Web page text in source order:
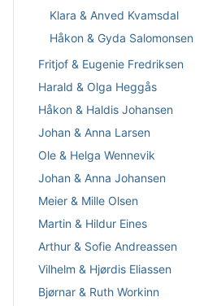
Klara & Anved Kvamsdal
Håkon & Gyda Salomonsen
Fritjof & Eugenie Fredriksen
Harald & Olga Heggås
Håkon & Haldis Johansen
Johan & Anna Larsen
Ole & Helga Wennevik
Johan & Anna Johansen
Meier & Mille Olsen
Martin & Hildur Eines
Arthur & Sofie Andreassen
Vilhelm & Hjørdis Eliassen
Bjørnar & Ruth Workinn